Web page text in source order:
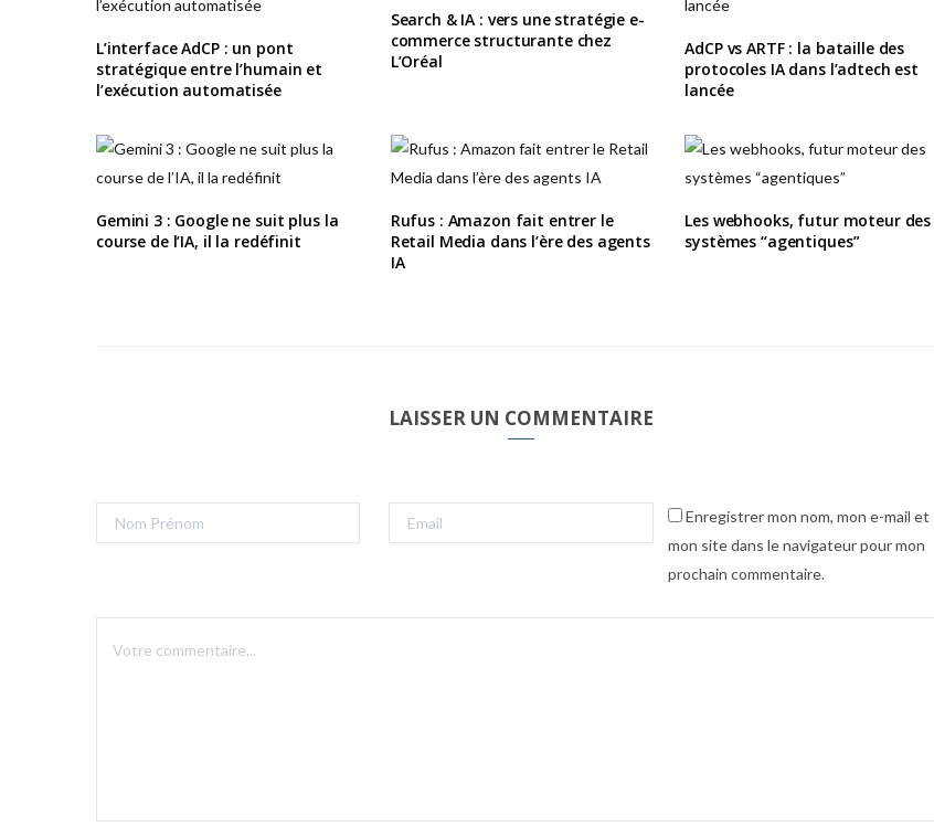
L’interface AdCP : un pont
stratégique entre l’humain et
l’exécution automatisée
Search & IA : vers une stratégie e-
commerce structurante chez
L’Oréal
AdCP vs ARTF : la bataille des
protocoles IA dans l’adtech est
lancée
Gemini 3 : Google ne suit plus la
course de l’IA, il la redéfinit
Rufus : Amazon fait entrer le
Retail Media dans l’ère des agents
IA
Les webhooks, futur moteur des
systèmes “agentiques”
LAISSER UN COMMENTAIRE
Enregistrer mon nom, mon e-mail et
mon site dans le navigateur pour mon
prochain commentaire.